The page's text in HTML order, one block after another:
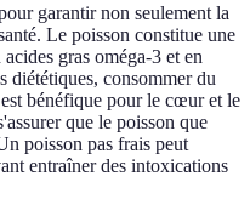
garantir non seulement la
Le poisson constitue une
gras oméga-3 et en
diététiques, consommer du
bénéfique pour le cœur et le
que le poisson que
poisson pas frais peut
entraîner des intoxications